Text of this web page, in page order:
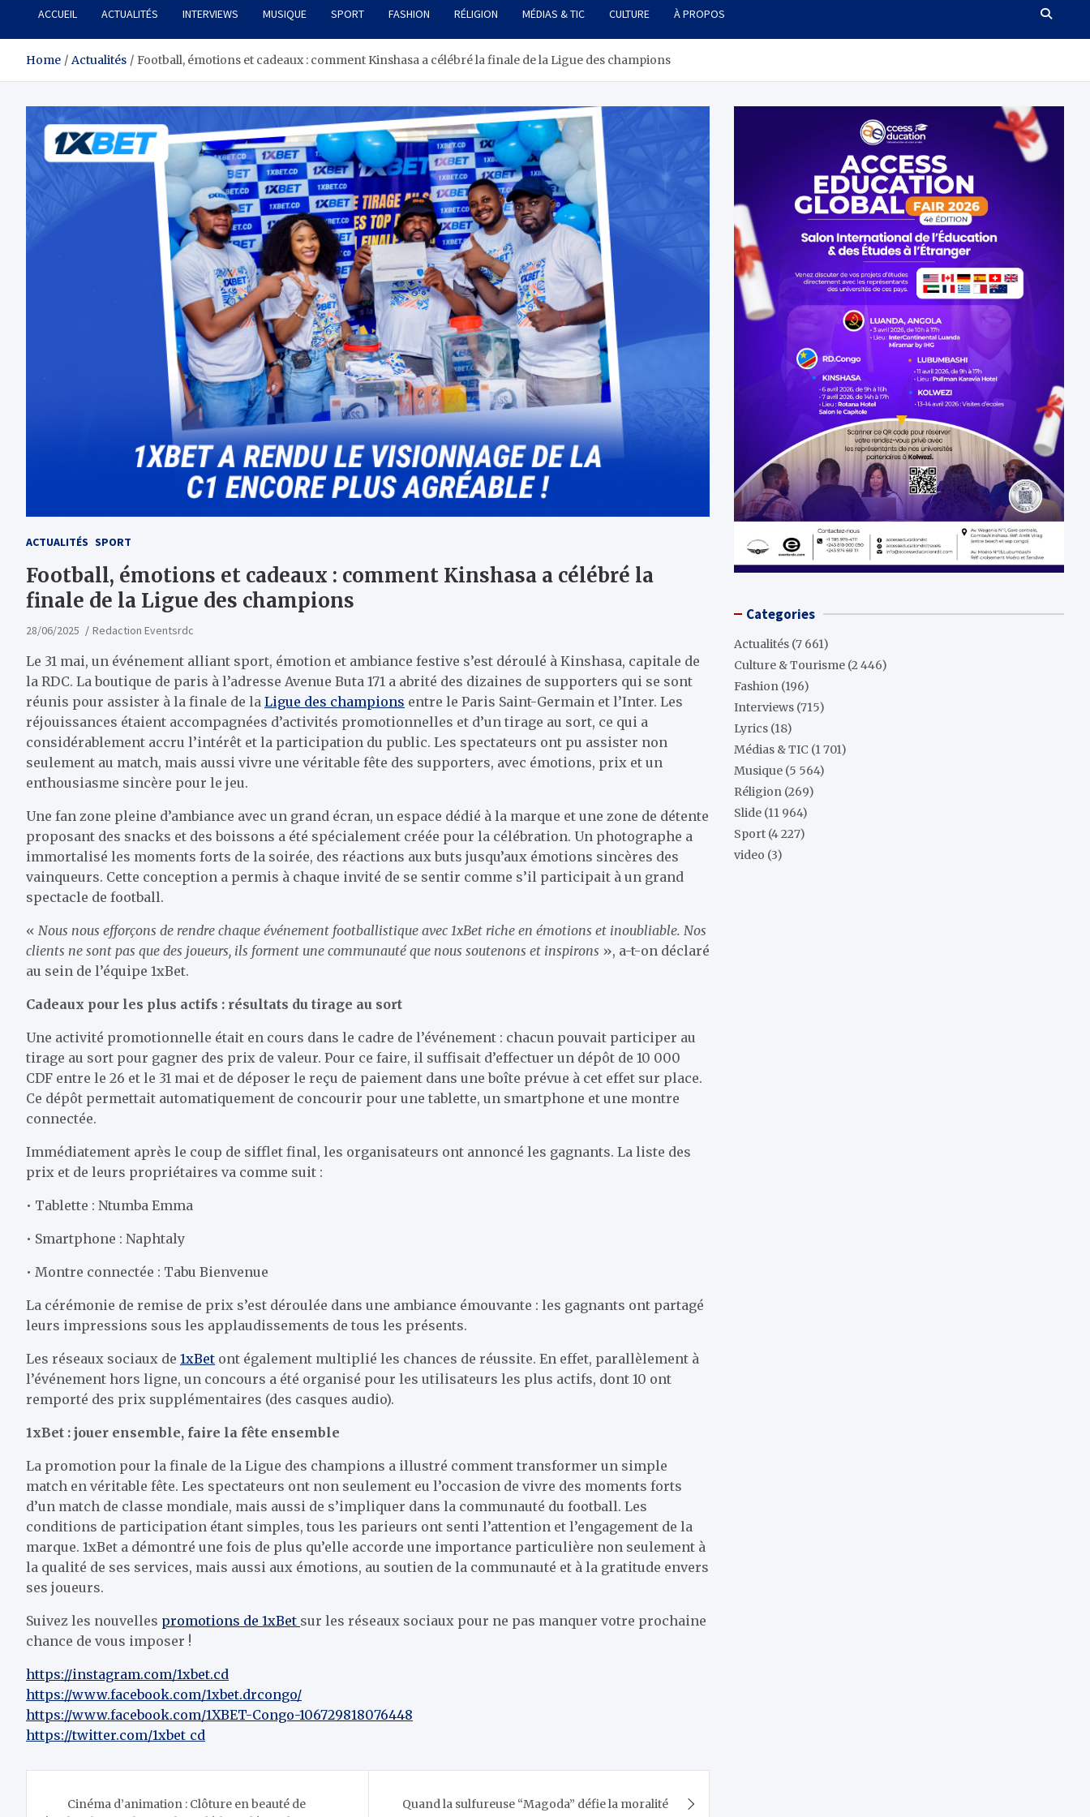
ACCUEIL ACTUALITÉS INTERVIEWS MUSIQUE SPORT FASHION RÉLIGION MÉDIAS & TIC CULTURE À PROPOS
Home Actualités Football, émotions et cadeaux : comment Kinshasa a célébré la finale de la Ligue des champions
ACTUALITÉS SPORT
Football, émotions et cadeaux : comment Kinshasa a célébré la
finale de la Ligue des champions
28/06/2025 Redaction Eventsrdc
Le 31 mai, un événement alliant sport, émotion et ambiance festive s’est déroulé à Kinshasa, capitale de
la RDC. La boutique de paris à l’adresse Avenue Buta 171 a abrité des dizaines de supporters qui se sont
réunis pour assister à la finale de la Ligue des champions entre le Paris Saint-Germain et l’Inter. Les
réjouissances étaient accompagnées d’activités promotionnelles et d’un tirage au sort, ce qui a
considérablement accru l’intérêt et la participation du public. Les spectateurs ont pu assister non
seulement au match, mais aussi vivre une véritable fête des supporters, avec émotions, prix et un
enthousiasme sincère pour le jeu.
Une fan zone pleine d’ambiance avec un grand écran, un espace dédié à la marque et une zone de détente
proposant des snacks et des boissons a été spécialement créée pour la célébration. Un photographe a
immortalisé les moments forts de la soirée, des réactions aux buts jusqu’aux émotions sincères des
vainqueurs. Cette conception a permis à chaque invité de se sentir comme s’il participait à un grand
spectacle de football.
« Nous nous efforçons de rendre chaque événement footballistique avec 1xBet riche en émotions et inoubliable. Nos
clients ne sont pas que des joueurs, ils forment une communauté que nous soutenons et inspirons », a-t-on déclaré
au sein de l’équipe 1xBet.
Cadeaux pour les plus actifs : résultats du tirage au sort
Une activité promotionnelle était en cours dans le cadre de l’événement : chacun pouvait participer au
tirage au sort pour gagner des prix de valeur. Pour ce faire, il suffisait d’effectuer un dépôt de 10 000
CDF entre le 26 et le 31 mai et de déposer le reçu de paiement dans une boîte prévue à cet effet sur place.
Ce dépôt permettait automatiquement de concourir pour une tablette, un smartphone et une montre
connectée.
Immédiatement après le coup de sifflet final, les organisateurs ont annoncé les gagnants. La liste des
prix et de leurs propriétaires va comme suit :
• Tablette : Ntumba Emma
• Smartphone : Naphtaly
• Montre connectée : Tabu Bienvenue
La cérémonie de remise de prix s’est déroulée dans une ambiance émouvante : les gagnants ont partagé
leurs impressions sous les applaudissements de tous les présents.
Les réseaux sociaux de 1xBet ont également multiplié les chances de réussite. En effet, parallèlement à
l’événement hors ligne, un concours a été organisé pour les utilisateurs les plus actifs, dont 10 ont
remporté des prix supplémentaires (des casques audio).
1xBet : jouer ensemble, faire la fête ensemble
La promotion pour la finale de la Ligue des champions a illustré comment transformer un simple
match en véritable fête. Les spectateurs ont non seulement eu l’occasion de vivre des moments forts
d’un match de classe mondiale, mais aussi de s’impliquer dans la communauté du football. Les
conditions de participation étant simples, tous les parieurs ont senti l’attention et l’engagement de la
marque. 1xBet a démontré une fois de plus qu’elle accorde une importance particulière non seulement à
la qualité de ses services, mais aussi aux émotions, au soutien de la communauté et à la gratitude envers
ses joueurs.
Suivez les nouvelles promotions de 1xBet sur les réseaux sociaux pour ne pas manquer votre prochaine
chance de vous imposer !
https://instagram.com/1xbet.cd
https://www.facebook.com/1xbet.drcongo/
https://www.facebook.com/1XBET-Congo-106729818076448
https://twitter.com/1xbet_cd
Cinéma d’animation : Clôture en beauté de
Quand la sulfureuse “Magoda” défie la moralité
Categories
Actualités (7 661)
Culture & Tourisme (2 446)
Fashion (196)
Interviews (715)
Lyrics (18)
Médias & TIC (1 701)
Musique (5 564)
Réligion (269)
Slide (11 964)
Sport (4 227)
video (3)